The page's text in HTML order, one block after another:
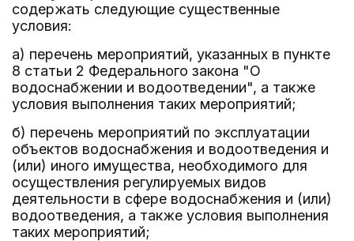
содержать следующие существенные
условия:
а) перечень мероприятий, указанных в пункте
8 статьи 2 Федерального закона "О
водоснабжении и водоотведении", а также
условия выполнения таких мероприятий;
б) перечень мероприятий по эксплуатации
объектов водоснабжения и водоотведения и
(или) иного имущества, необходимого для
осуществления регулируемых видов
деятельности в сфере водоснабжения и (или)
водоотведения, а также условия выполнения
таких мероприятий;